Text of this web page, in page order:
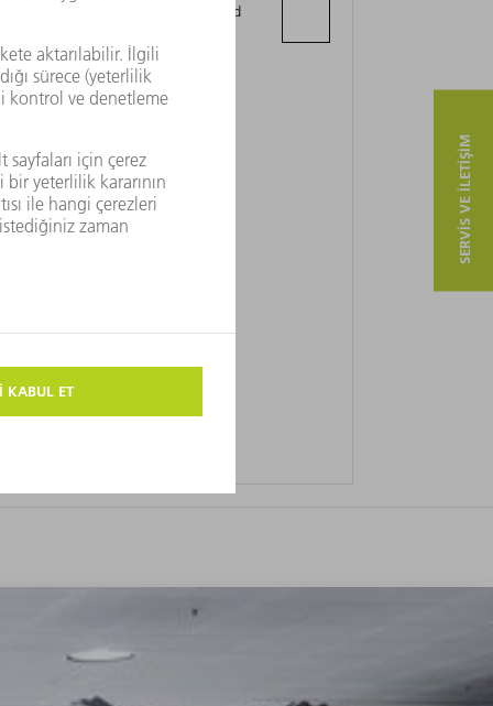
Al Meena Street, Al Rufaa Tower, 2nd
PO Box: 32367 Old Salata
SERVIS VE ILETIŞIM